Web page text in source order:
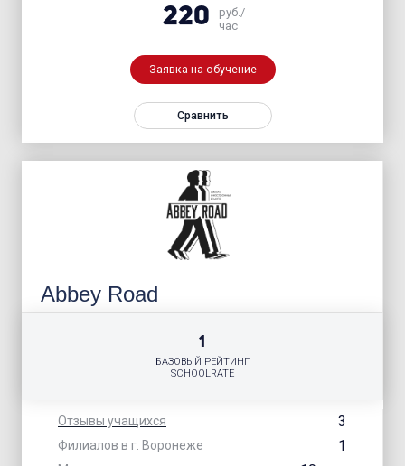
220
руб./
час
Заявка на обучение
Сравнить
Abbey Road
Отзывы учащихся 3
Филиалов в г. Воронеже 1
1
БАЗОВЫЙ РЕЙТИНГ
SCHOOLRATE